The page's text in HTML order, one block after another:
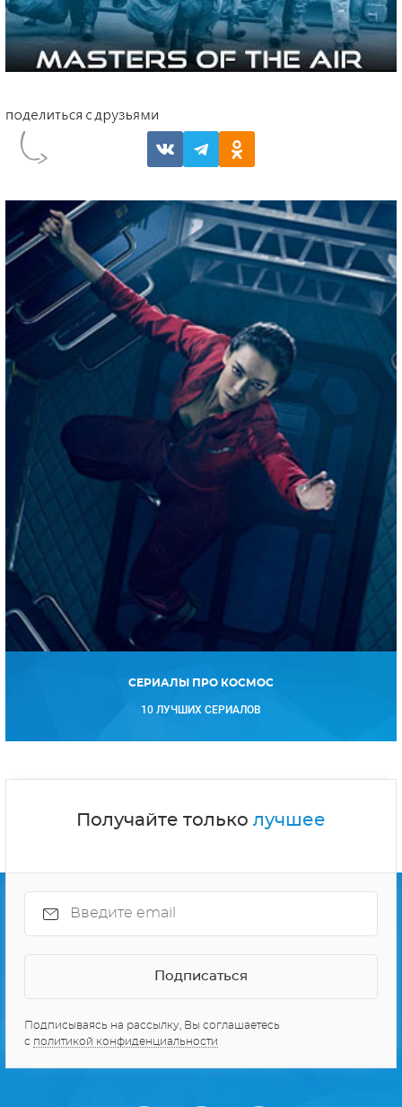
СЕРИАЛЫ ПРО КОСМОС
10 ЛУЧШИХ СЕРИАЛОВ
Получайте только лучшее
Подписываясь на рассылку, Вы соглашаетесь
с политикой конфиденциальности